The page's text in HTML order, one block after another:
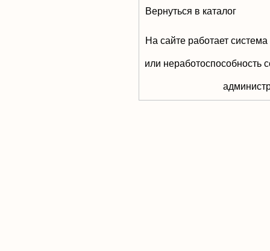
Вернуться в каталог
На сайте работает
или неработоспособность